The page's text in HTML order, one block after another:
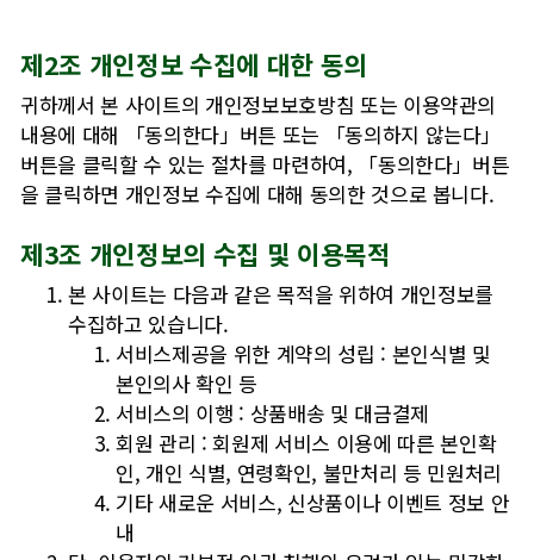
제2조 개인정보 수집에 대한 동의
귀하께서 본 사이트의 개인정보보호방침 또는 이용약관의
내용에 대해 「동의한다」버튼 또는 「동의하지 않는다」
버튼을 클릭할 수 있는 절차를 마련하여, 「동의한다」버튼
을 클릭하면 개인정보 수집에 대해 동의한 것으로 봅니다.
제3조 개인정보의 수집 및 이용목적
본 사이트는 다음과 같은 목적을 위하여 개인정보를
수집하고 있습니다.
서비스제공을 위한 계약의 성립 : 본인식별 및
본인의사 확인 등
서비스의 이행 : 상품배송 및 대금결제
회원 관리 : 회원제 서비스 이용에 따른 본인확
인, 개인 식별, 연령확인, 불만처리 등 민원처리
기타 새로운 서비스, 신상품이나 이벤트 정보 안
내